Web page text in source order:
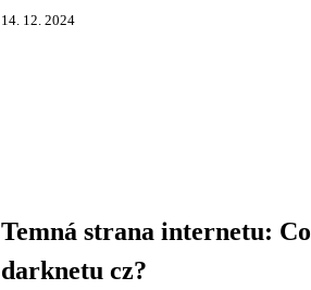
14. 12. 2024
Temná strana internetu:
darknetu cz?